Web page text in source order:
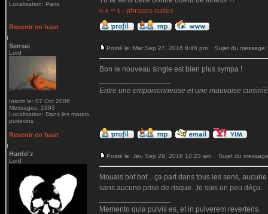
Localisation: Paris
© € ™ $ - phrases cultes
Revenir en haut
Sensei
Lord
Inscrit le: 07 Oct 2006
Messages: 1993
Localisation: Dans les marais
poitevins
Posté le: Mar Sep 27, 2016 8:46 pm Sujet du message:
Bon le nouveau single est bien plus sympa !
Entre une empoisonneuse et une mauvaise
Revenir en haut
Hardo'z
Lord
Posté le: Jeu Sep 29, 2016 10:23 am Sujet du
Mouais bof bof... ça part dans tous les sens,
sans aucune prise de risque. Je suis un peu déçu.
Memento quia pulvis es, et in pulverem reverteris.